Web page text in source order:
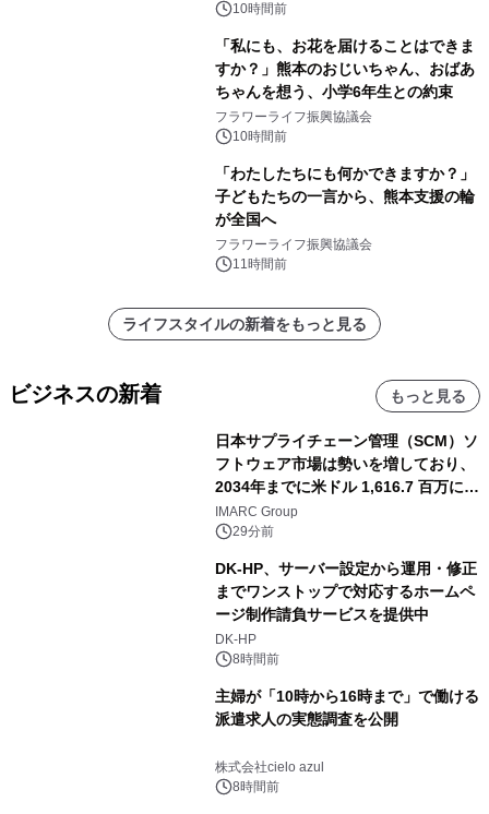
10時間前
「私にも、お花を届けることはできま
すか？」熊本のおじいちゃん、おばあ
ちゃんを想う、小学6年生との約束
フラワーライフ振興協議会
10時間前
「わたしたちにも何かできますか？」
子どもたちの一言から、熊本支援の輪
が全国へ
フラワーライフ振興協議会
11時間前
ライフスタイルの新着をもっと見る
ビジネスの新着 もっと見る
日本サプライチェーン管理（SCM）ソ
フトウェア市場は勢いを増しており、
2034年までに米ドル 1,616.7 百万に達
し、CAGR 3.42%で成長すると予測
IMARC Group
29分前
DK-HP、サーバー設定から運用・修正
までワンストップで対応するホームペ
ージ制作請負サービスを提供中
DK-HP
8時間前
主婦が「10時から16時まで」で働ける
派遣求人の実態調査を公開
株式会社cielo azul
8時間前